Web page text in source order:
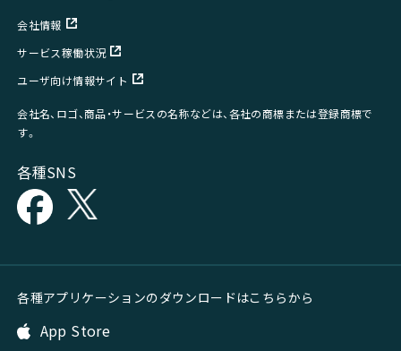
会社情報
サービス稼働状況
ユーザ向け情報サイト
会社名、ロゴ、商品・サービスの名称などは、各社の商標または登録商標で
す。
各種SNS
各種アプリケーションのダウンロードはこちらから
App Store